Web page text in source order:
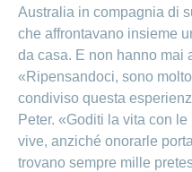
Australia in compagnia di
che affrontavano insieme
da casa. E non hanno mai
«Ripensandoci, sono
condiviso questa
Peter. «Goditi la vita con
vive, anziché onorarle
trovano sempre mille